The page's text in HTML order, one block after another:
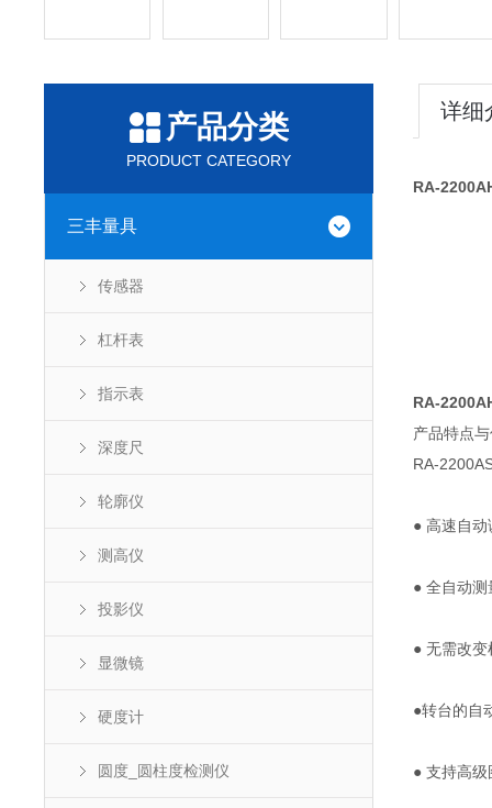
产品分类
PRODUCT CATEGORY
三丰量具
传感器
杠杆表
指示表
深度尺
轮廓仪
测高仪
投影仪
显微镜
硬度计
圆度_圆柱度检测仪
详细
RA-
RA-
产品特点
RA-
● 高速自
● 全自动
● 无需改
●转台的自
● 支持高